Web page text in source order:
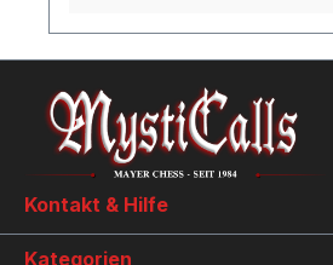
Kontakt & Hilfe
Kategorien